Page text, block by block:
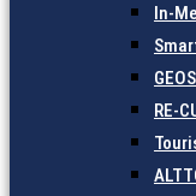
In-
RE-